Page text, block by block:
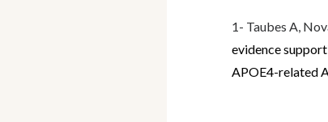
1- Taubes A,
evidence
APOE4-related